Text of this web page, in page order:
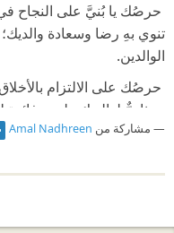
حرصُك يا بُنيَّ على النجاح
تنوي بهِ رضا وسعادة
الوالدين.
حرصُك على الالتزام
وهذا بِرٌّ لوالديك وليس
مشاركة من Amal Nadhreen